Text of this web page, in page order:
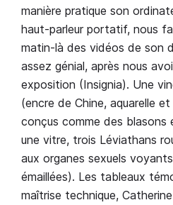
manière pratique son
haut-parleur portatif, nous
matin-là des vidéos de son
assez génial, après nous
exposition (Insignia). Une
(encre de Chine, aquarelle
conçus comme des blasons
une vitre, trois Léviathans
aux organes sexuels
émaillées). Les tableaux
maîtrise technique,